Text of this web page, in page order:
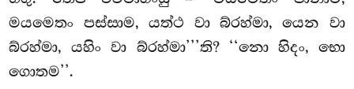
මයමෙතං පස්සාම, යත්ථ වා බ්රහ්මා, යෙන වා
බ්රහ්මා, යහිං වා බ්රහ්මා’’’ති? ‘‘නො හිදං, භො
ගොතම’’.